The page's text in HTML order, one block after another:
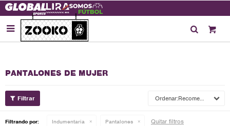

PANTALONES DE MUJER
Recomendados
Filtrando por: Indumentaria Pantalones Quitar filtros